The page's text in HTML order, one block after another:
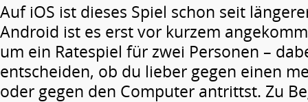
Auf iOS ist dieses Spiel schon seit
Android ist es erst vor kurzem
um ein Ratespiel für zwei Personen –
entscheiden, ob du lieber gegen einen
oder gegen den Computer antrittst. Zu